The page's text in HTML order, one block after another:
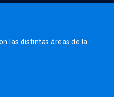
las distintas áreas de la